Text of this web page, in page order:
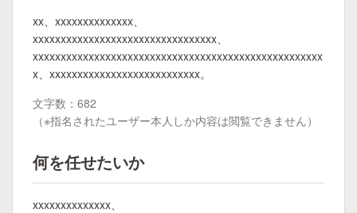
xx、xxxxxxxxxxxxxx、
xxxxxxxxxxxxxxxxxxxxxxxxxxxxxxxxx、
xxxxxxxxxxxxxxxxxxxxxxxxxxxxxxxxxxxxxxxxxxxxxxxxxxxx
x、xxxxxxxxxxxxxxxxxxxxxxxxxxx。
文字数：682
（※指名されたユーザー本人しか内容は閲覧できません）
何を任せたいか
xxxxxxxxxxxxxx、